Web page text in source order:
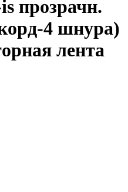
прозрачн.
4 шнура)
лента